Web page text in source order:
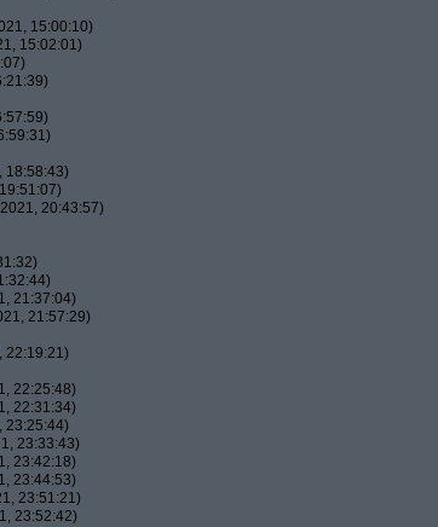
15:00:10)
15:02:01)
18:58:43)
20:43:57)
21:37:04)
21:57:29)
22:19:21)
22:25:48)
22:31:34)
23:25:44)
23:33:43)
23:42:18)
23:44:53)
23:51:21)
23:52:42)